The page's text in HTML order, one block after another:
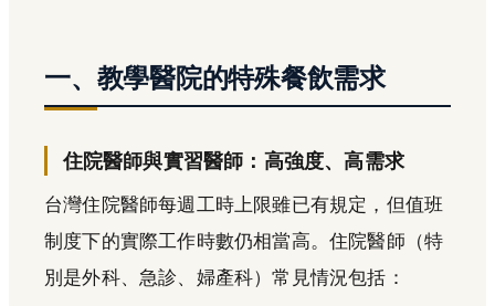
一、教學醫院的特殊餐飲需求
住院醫師與實習醫師：高強度、高需求
台灣住院醫師每週工時上限雖已有規定，但值班
制度下的實際工作時數仍相當高。住院醫師（特
別是外科、急診、婦產科）常見情況包括：